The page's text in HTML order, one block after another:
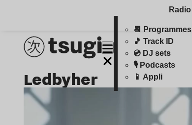
Radio
📆 Programmes
🎵 Track ID
💿 DJ sets
🎙️ Podcasts
📱 Appli
ledbyher